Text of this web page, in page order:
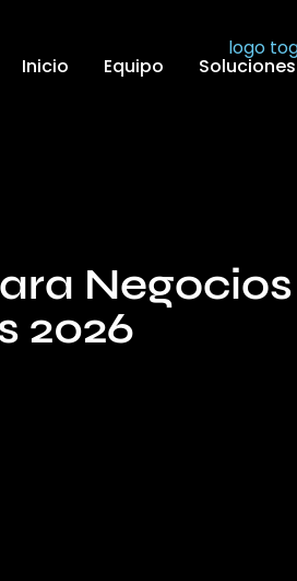
Inicio Equipo Soluciones
Negocios
2026